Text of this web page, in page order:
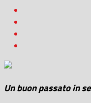
Un buon passato in